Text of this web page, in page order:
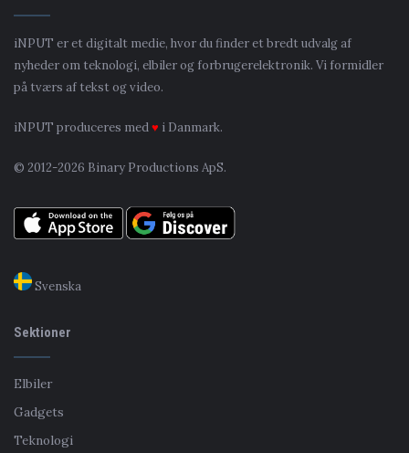
iNPUT er et digitalt medie, hvor du finder et bredt udvalg af
nyheder om teknologi, elbiler og forbrugerelektronik. Vi formidler
på tværs af tekst og video.
iNPUT produceres med♥ i Danmark.
© 2012-2026 Binary Productions ApS.
Svenska
Sektioner
Elbiler
Gadgets
Teknologi